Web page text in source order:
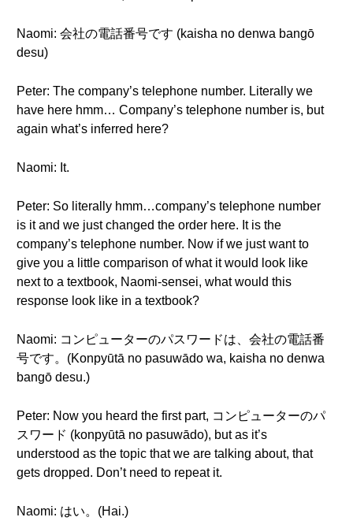
Naomi: 会社の電話番号です (kaisha no denwa bangō
desu)
Peter: The company’s telephone number. Literally we
have here hmm… Company’s telephone number is, but
again what’s inferred here?
Naomi: It.
Peter: So literally hmm…company’s telephone number
is it and we just changed the order here. It is the
company’s telephone number. Now if we just want to
give you a little comparison of what it would look like
next to a textbook, Naomi-sensei, what would this
response look like in a textbook?
Naomi: コンピューターのパスワードは、会社の電話番
号です。(Konpyūtā no pasuwādo wa, kaisha no denwa
bangō desu.)
Peter: Now you heard the first part, コンピューターのパ
スワード (konpyūtā no pasuwādo), but as it’s
understood as the topic that we are talking about, that
gets dropped. Don’t need to repeat it.
Naomi: はい。(Hai.)